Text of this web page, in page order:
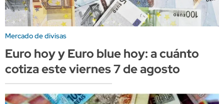
Mercado de divisas
Euro hoy y Euro blue hoy: a cuánto
cotiza este viernes 7 de agosto